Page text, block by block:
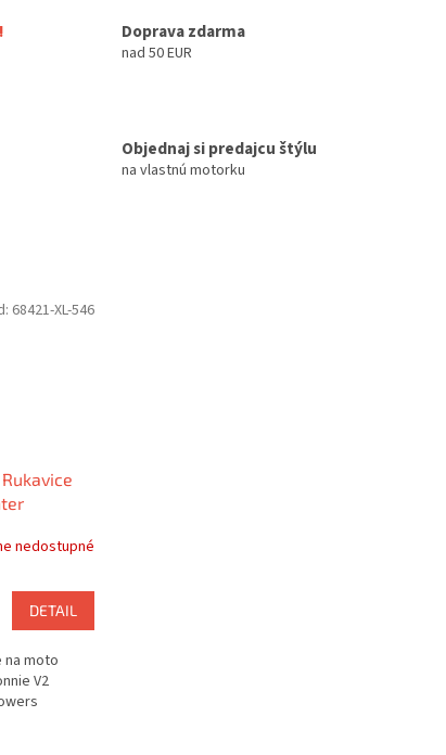
Doprava zdarma
nad 50 EUR
Objednaj si predajcu štýlu
na vlastnú motorku
nedostupné
DETAIL
na moto
V2
68421-XL-546